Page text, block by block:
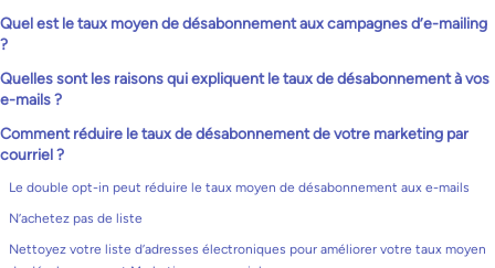
Quel est le taux moyen de désabonnement aux campagnes d’e-mailing
?
Quelles sont les raisons qui expliquent le taux de désabonnement à vos
e-mails ?
Comment réduire le taux de désabonnement de votre marketing par
courriel ?
Le double opt-in peut réduire le taux moyen de désabonnement aux e-mails
N’achetez pas de liste
Nettoyez votre liste d’adresses électroniques pour améliorer votre taux moyen